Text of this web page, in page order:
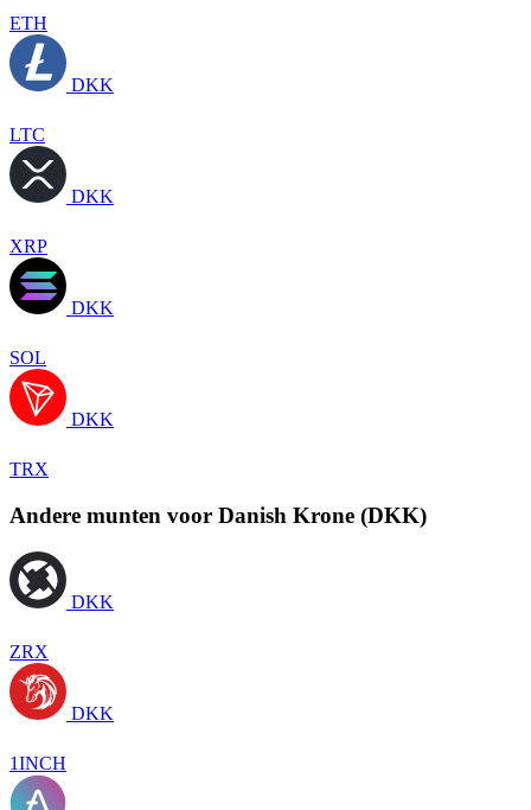
ETH
DKK
LTC
DKK
XRP
DKK
SOL
DKK
TRX
Andere munten voor Danish Krone (DKK)
DKK
ZRX
DKK
1INCH